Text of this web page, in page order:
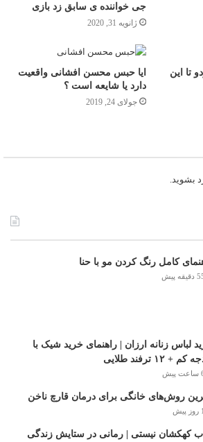
جی خواننده ی سابق زد بازی
ژانویه 31, 2020
تا این
ایا حبس محسن افشانی واقعیت
دارد یا شایعه است ؟
جولای 24, 2019
بشوید
کامل رنگ کردن مو با حنا
پیش
لباس زنانه ارزان | راهنمای خرید شیک با
+ ۱۲ ترفند طلایی
پیش
روش‌های خانگی برای درمان قارچ ناخن
1 روز پیش
کهکشان نیستی | رمانی در ستایش زندگی